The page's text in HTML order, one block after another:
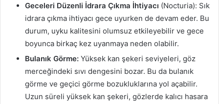
Geceleri Düzenli İdrara Çıkma İhtiyacı (Nocturia): Sık
idrara çıkma ihtiyacı gece uyurken de devam eder. Bu
durum, uyku kalitesini olumsuz etkileyebilir ve gece
boyunca birkaç kez uyanmaya neden olabilir.
Bulanık Görme: Yüksek kan şekeri seviyeleri, göz
merceğindeki sıvı dengesini bozar. Bu da bulanık
görme ve geçici görme bozukluklarına yol açabilir.
Uzun süreli yüksek kan şekeri, gözlerde kalıcı hasara